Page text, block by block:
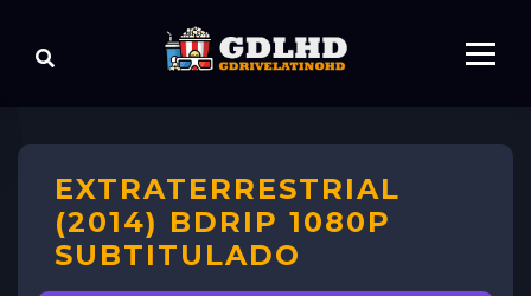
EXTRATERRESTRIAL
(2014) BDRIP 1080P
SUBTITULADO